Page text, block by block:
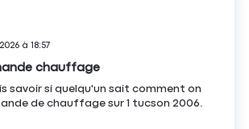
à18:57
chauffage
savoir si quelqu'un sait comment on
de chauffage sur 1 tucson 2006.